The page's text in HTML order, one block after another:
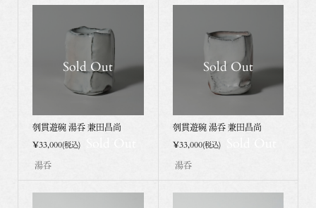
Sold Out
刳貫遊碗 湯呑 兼田昌尚
¥33,000(税込)
湯呑
Sold Out
刳貫遊碗 湯呑 兼田昌尚
¥33,000(税込)
湯呑